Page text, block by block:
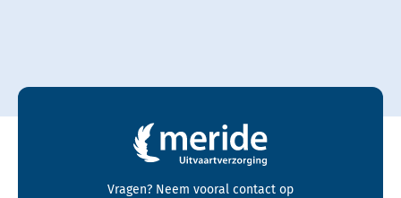
Contactgegevens en footer menu van Meride
Vragen? Neem vooral contact op